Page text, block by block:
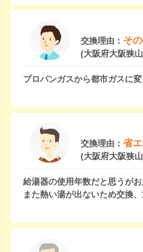
交換理由： そ
(大阪府大阪狭
プロパンガスから都市ガスに
交換理由： 省
(大阪府大阪狭
給湯器の使用年数だと思うが
また熱い湯が出ないため交換、